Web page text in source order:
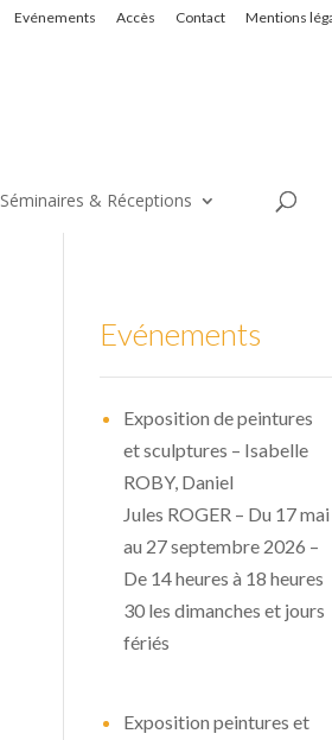
Evénements Accès Contact Mentions
Séminaires & Réceptions
Evénements
Exposition de peintures
et sculptures – Isabelle
ROBY, Daniel
Jules ROGER – Du 17 mai
au 27 septembre 2026 –
De 14 heures à 18 heures
30 les dimanches et jours
fériés
Exposition peintures et